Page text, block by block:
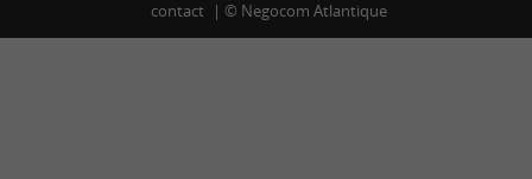
contact
© Negocom Atlantique